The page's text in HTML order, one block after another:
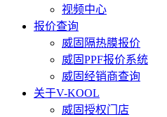
视频中心
报价查询
威固隔热膜报价
威固PPF报价系统
威固经销商查询
关于V-KOOL
威固授权门店